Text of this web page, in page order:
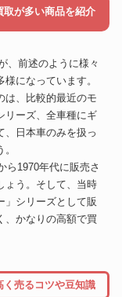
取が多い商品を紹介
、前述のように様々
になっています。
は、比較的最近のモ
リーズ、全車種にギ
、日本車のみを扱っ
ら1970年代に販売さ
ょう。そして、当時
」シリーズとして販
、かなりの高額で買
く売るコツや豆知識